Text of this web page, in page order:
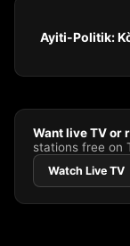
Ayiti-Politik:
Want live TV or
stations free on
Watch Live TV